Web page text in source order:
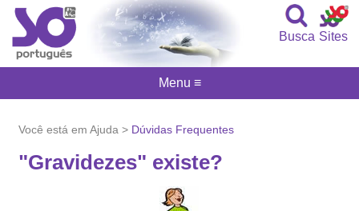
Sites
Busca
Você está em Ajuda > Dúvidas Frequentes
"Gravidezes" existe?